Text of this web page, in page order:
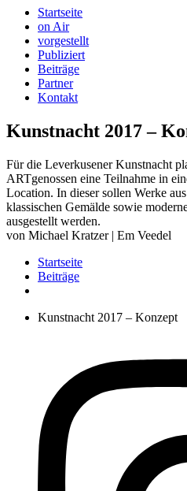
Startseite
on Air
vorgestellt
Publiziert
Beiträge
Partner
Kontakt
Kunstnacht 2017 –
Für die Leverkusener Kunstnacht
ARTgenossen eine Teilnahme in
Location. In dieser sollen Werke
klassischen Gemälde sowie
ausgestellt werden.
von Michael Kratzer | Em Veedel
Startseite
Beiträge
Kunstnacht 2017 – Konzept